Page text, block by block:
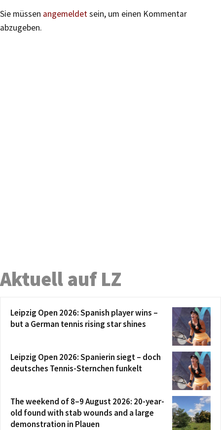
Sie müssen angemeldetsein, um einen Kommentar
abzugeben.
Aktuell auf LZ
Leipzig Open 2026: Spanish player wins –
but a German tennis rising star shines
Leipzig Open 2026: Spanierin siegt – doch
deutsches Tennis-Sternchen funkelt
The weekend of 8–9 August 2026: 20-year-
old found with stab wounds and a large
demonstration in Plauen